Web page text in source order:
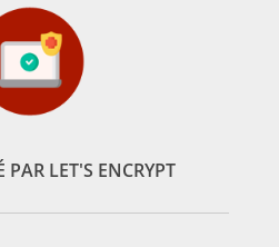
PAR LET'S ENCRYPT